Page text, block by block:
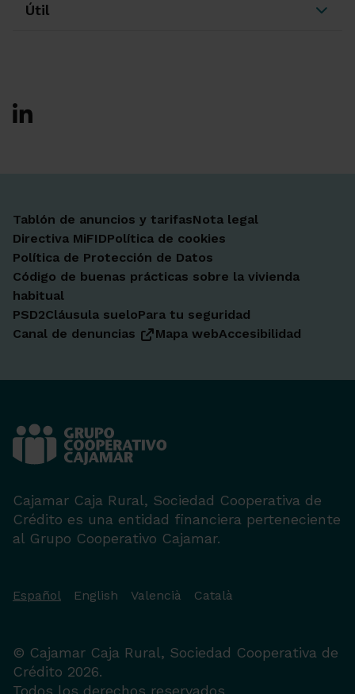
Útil
Ir a Facebook
Ir a X-twitter
Ir a Instagram
Ir a Linkedin
Ir a Youtube
Ir a Blogger
Ir a Vimeo
Tablón de anuncios y tarifasNota legal
Directiva MiFIDPolítica de cookies
Política de Protección de Datos
Código de buenas prácticas sobre la vivienda
habitual
PSD2Cláusula sueloPara tu seguridad
Canal de denuncias
Mapa webAccesibilidad
Cajamar Caja Rural, Sociedad Cooperativa de
Crédito es una entidad financiera perteneciente
al Grupo Cooperativo Cajamar.
Español English Valencià Català
© Cajamar Caja Rural, Sociedad Cooperativa de
Crédito 2026.
Todos los derechos reservados